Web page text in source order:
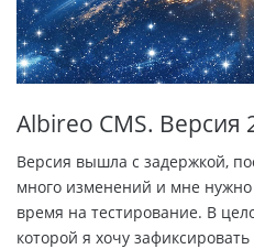
Albireo CMS. Версия
Версия вышла с задержкой,
много изменений и мне
время на тестирование. В
которой я хочу